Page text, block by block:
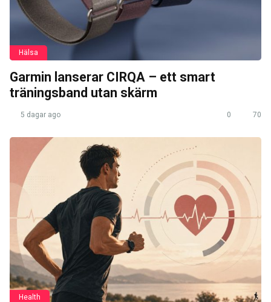
Hälsa
Garmin lanserar CIRQA – ett smart
träningsband utan skärm
5 dagar ago 0 70
Health